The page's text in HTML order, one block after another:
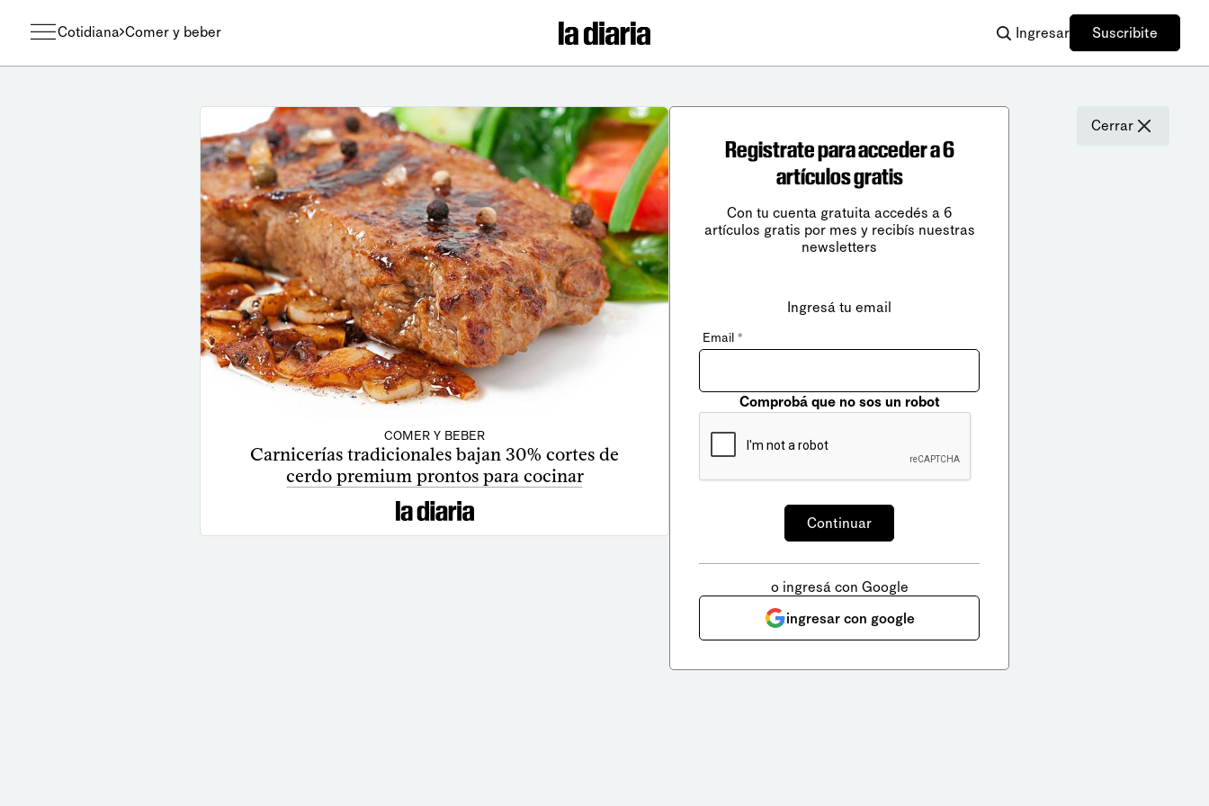
Cotidiana Comer y beber Ingresar Suscribite
COMER Y BEBER
Carnicerías tradicionales bajan 30% cortes de
cerdo premium prontos para cocinar
Cerrar
Registrate para acceder a 6
artículos gratis
Con tu cuenta gratuita accedés a 6
artículos gratis por mes y recibís nuestras
newsletters
Ingresá tu email
Email *
Comprobá que no sos un robot
o ingresá con Google
ingresar con google